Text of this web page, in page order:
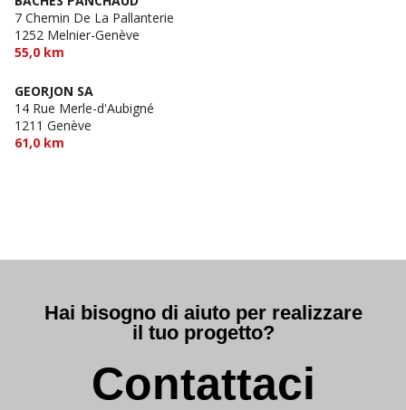
7 Chemin De La Pallanterie
1252 Melnier-Genève
55,0 km
GEORJON SA
14 Rue Merle-d'Aubigné
1211 Genève
61,0 km
Hai bisogno di aiuto per realizzare
il tuo progetto?
Contattaci